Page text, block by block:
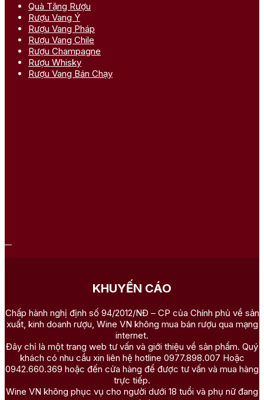
Quà Tặng Rượu
Rượu Vang Ý
Rượu Vang Pháp
Rượu Vang Chile
Rượu Champagne
Rượu Whisky
Rượu Vang Bán Chạy
KHUYẾN CÁO
Chấp hành nghị định số 94/2012/NĐ – CP của Chính phủ về sản
xuất, kinh doanh rượu, Wine VN không mua bán rượu qua mạng
internet.
Đây chỉ là một trang web tư vấn và giới thiệu về sản phẩm. Quý
khách có nhu cầu xin liên hệ hotline 0977.898.007 Hoặc
0942.660.369 hoặc đến cửa hàng để được tư vấn và mua hàng
trực tiếp.
Wine VN không phục vụ cho người dưới 18 tuổi và phụ nữ đang